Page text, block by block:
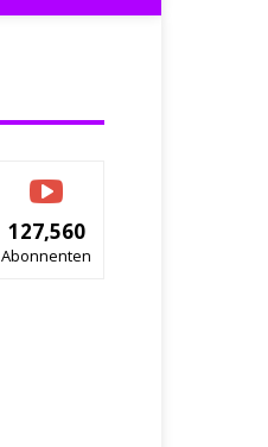
127,560
Abonnenten